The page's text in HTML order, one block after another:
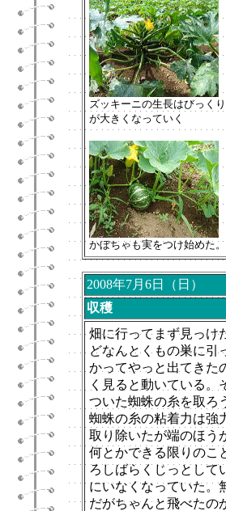
ズッキーニの生長はびっく
が大きくなっていく
かぼちゃも実をつけ始めた
2008年7月6日（日）
収穫
畑に行ってまず見っけ
どなんとくもの巣に引
かってやっと出てきた
く見ると動いている。
ついた蜘蛛の糸を取ろ
蜘蛛の糸の粘着力は強
取り除いたが端のほう
何とかできる限りのこ
ろしばらくじっとして
にいなくなっていた。
だがちゃんと飛べたの